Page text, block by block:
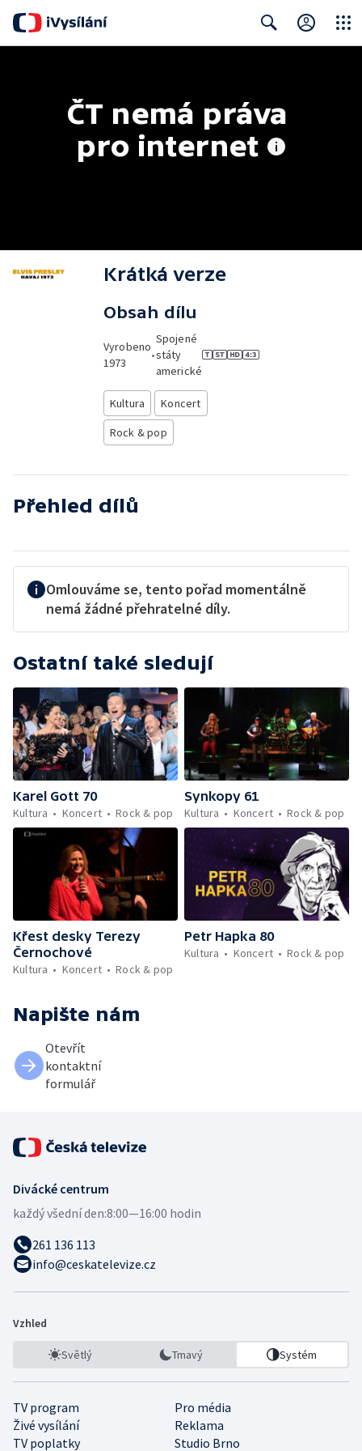
ČT nemá práva
pro internet
Krátká verze
Obsah dílu
Vyrobeno
1973
•
Spojené
státy
americké
Kultura
Koncert
Rock & pop
Přehled dílů
Omlouváme se, tento pořad momentálně
nemá žádné přehratelné díly.
Ostatní také sledují
Karel Gott 70
Kultura
Koncert Rock & pop
Synkopy 61
Kultura
Koncert Rock & pop
Křest desky Terezy
Černochové
Kultura
Koncert Rock & pop
Petr Hapka 80
Kultura
Koncert Rock & pop
Napište nám
Otevřít
kontaktní
formulář
Divácké centrum
každý všední den:8:00—16:00 hodin
261 136 113
info@ceskatelevize.cz
Vzhled
Světlý Tmavý Systém
TV program
Pro média
Živé vysílání
Reklama
TV poplatky
Studio Brno